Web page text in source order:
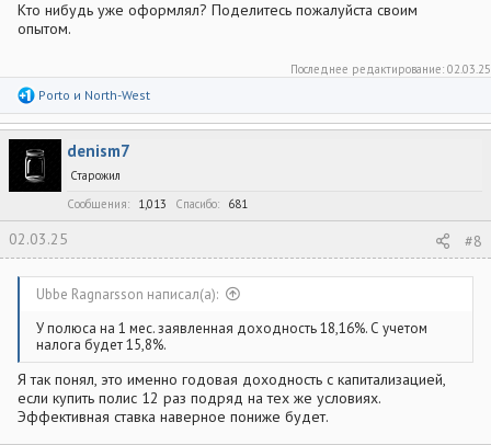
Кто нибудь уже оформлял? Поделитесь пожалуйста своим
опытом.
Последнее редактирование: 02.03.25
Р
а
к
ц
и
и
Porto и North-West
denism7
Старожил
Сообщения
1,013 Спасибо 681
02.03.25 #8
Ubbe Ragnarsson написал(а):
У полюса на 1 мес. заявленная доходность 18,16%. С учетом
налога будет 15,8%.
Я так понял, это именно годовая доходность с капитализацией,
если купить полис 12 раз подряд на тех же условиях.
Эффективная ставка наверное пониже будет.